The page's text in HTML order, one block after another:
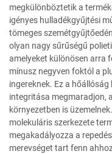
megkülönböztetik a
igényes hulladékgyűjtési
tömeges
olyan nagy sűrűségű
amelyeket különösen arra
mínusz negyven foktól a
ingereknek. Ez a
integritása megmaradjon,
környezetben is
molekuláris szerkezete
megakadályozza a
merevséget tart fenn